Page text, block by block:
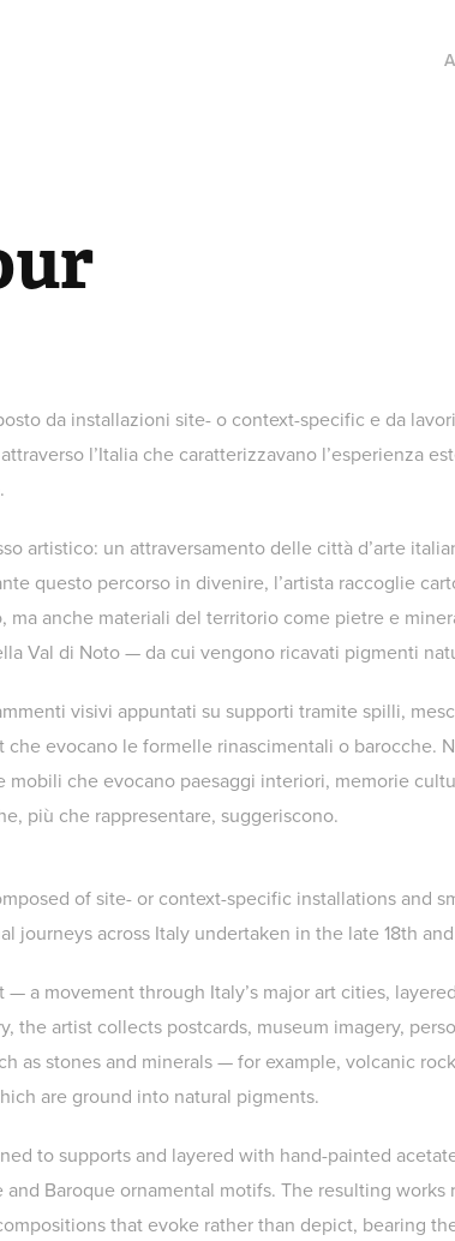
da installazioni site- o context-specific e da
l’Italia che caratterizzavano l’esperienza
artistico: un attraversamento delle città d’arte
questo percorso in divenire, l’artista raccoglie
anche materiali del territorio come pietre e
Val di Noto — da cui vengono ricavati pigmenti
visivi appuntati su supporti tramite spilli,
evocano le formelle rinascimentali o barocche.
che evocano paesaggi interiori, memorie
più che rappresentare, suggeriscono.
of site- or context-specific installations and
journeys across Italy undertaken in the late 18th
a movement through Italy’s major art cities,
the artist collects postcards, museum imagery,
as stones and minerals — for example, volcanic
are ground into natural pigments.
to supports and layered with hand-painted
Baroque ornamental motifs. The resulting works
that evoke rather than depict, bearing